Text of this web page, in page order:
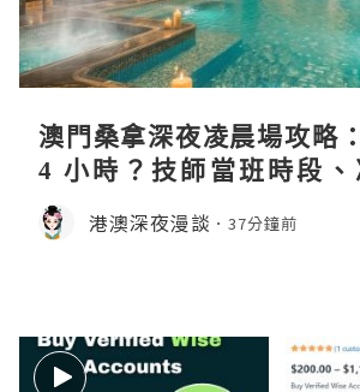
澳門桑拿深夜凌晨場攻略
4 小時？技師當班時段
程、過夜安排一次過講清
港澳深夜漫談 37分鐘前